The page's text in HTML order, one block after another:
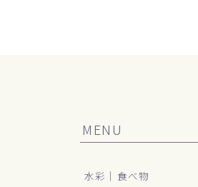
MENU
水彩｜食べ物